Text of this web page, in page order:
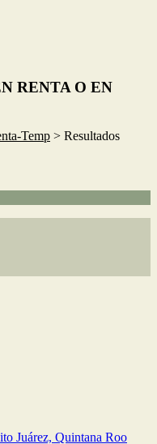
RENTA O EN
Temp > Resultados